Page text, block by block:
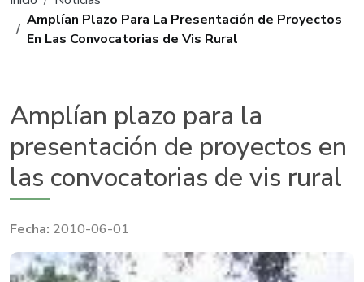
Amplían Plazo Para La Presentación de Proyectos
En Las Convocatorias de Vis Rural
Amplían plazo para la
presentación de proyectos en
las convocatorias de vis rural
2010-06-01